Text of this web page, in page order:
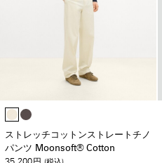
ストレッチコットンストレートチノ
パンツ Moonsoft® Cotton